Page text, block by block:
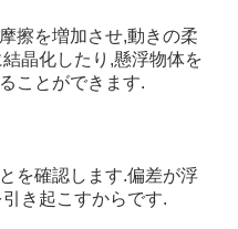
擦を増加させ,動きの柔
晶化したり,懸浮物体を
ことができます.
を確認します.偏差が浮
き起こすからです.